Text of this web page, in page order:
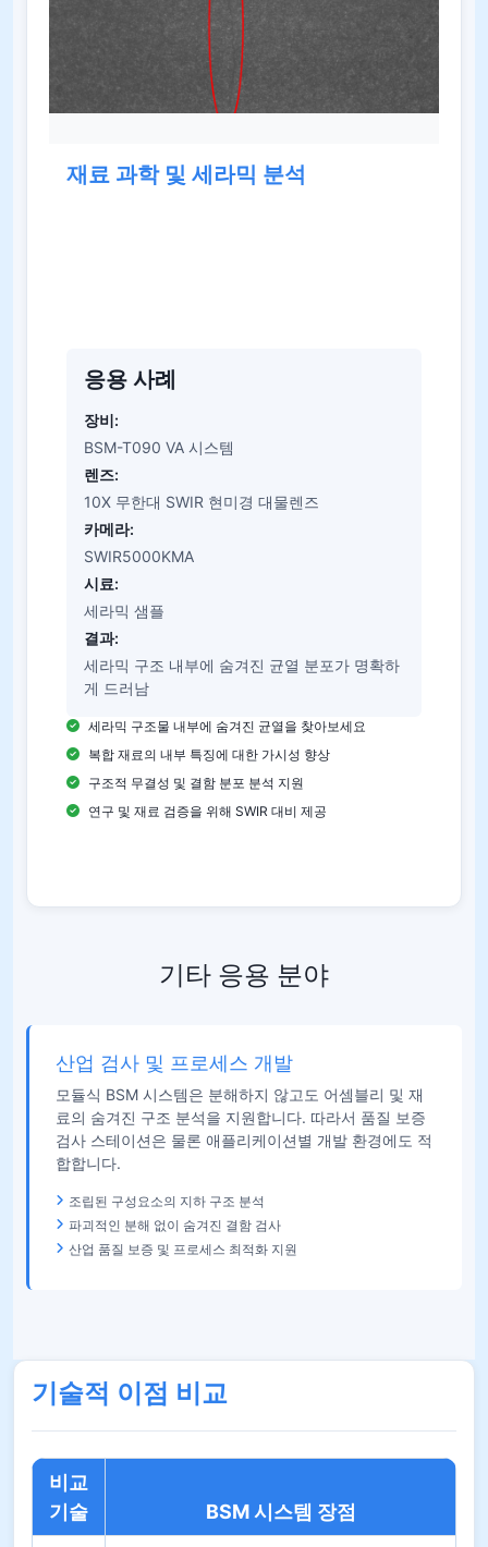
재료 과학 및 세라믹 분석
응용 사례
장비:
BSM-T090 VA 시스템
렌즈:
10X 무한대 SWIR 현미경 대물렌즈
카메라:
SWIR5000KMA
시료:
세라믹 샘플
결과:
세라믹 구조 내부에 숨겨진 균열 분포가 명확하
게 드러남
세라믹 구조물 내부에 숨겨진 균열을 찾아보세요
복합 재료의 내부 특징에 대한 가시성 향상
구조적 무결성 및 결함 분포 분석 지원
연구 및 재료 검증을 위해 SWIR 대비 제공
기타 응용 분야
산업 검사 및 프로세스 개발
모듈식 BSM 시스템은 분해하지 않고도 어셈블리 및 재
료의 숨겨진 구조 분석을 지원합니다. 따라서 품질 보증
검사 스테이션은 물론 애플리케이션별 개발 환경에도 적
합합니다.
조립된 구성요소의 지하 구조 분석
파괴적인 분해 없이 숨겨진 결함 검사
산업 품질 보증 및 프로세스 최적화 지원
기술적 이점 비교
비교
기술
BSM 시스템 장점